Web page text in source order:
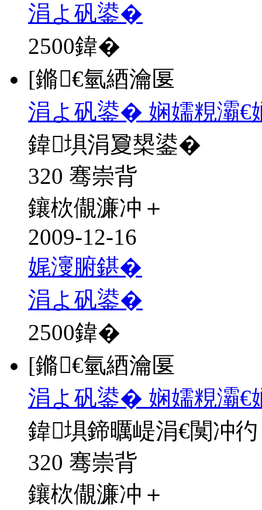
涓よ矾鍙�
2500鍏�
[鏅€氫綇瀹匽
涓よ矾鍙� 娴嬬粯灞
鍏埧涓夐槼鍙�
320 骞崇背
鑲栨儬濂冲＋
2009-12-16
娓濅腑鍖�
涓よ矾鍙�
2500鍏�
[鏅€氫綇瀹匽
涓よ矾鍙� 娴嬬粯灞
鍏埧鍗曞崼涓€闃冲彴
320 骞崇背
鑲栨儬濂冲＋